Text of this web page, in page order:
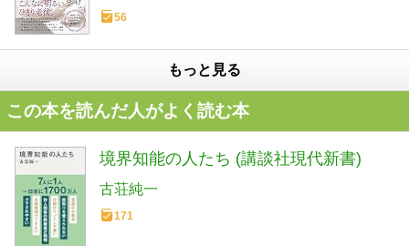
56
もっと見る
この本を読んだ人がよく読む本
境界知能の人たち (講談社現代新書)
古荘純一
171